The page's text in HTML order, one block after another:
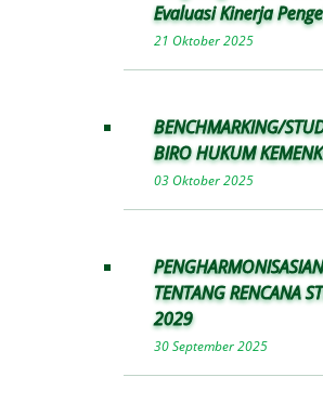
Evaluasi Kinerja
21 Oktober 2025
BENCHMARKING/
BIRO HUKUM
03 Oktober 2025
TENTANG RENCANA
2029
30 September 2025